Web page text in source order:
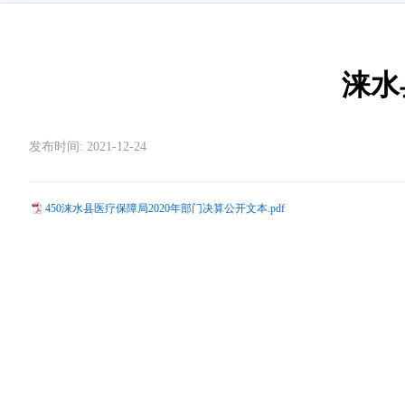
涞
发布时间: 2021-12-24
450涞水县医疗保障局2020年部门决算公开文本.pdf